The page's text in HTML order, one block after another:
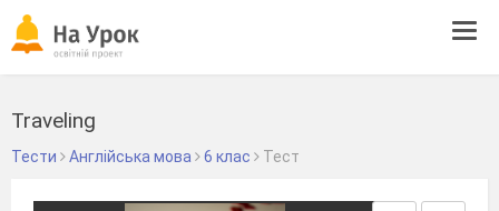
Traveling
Тести Англійська мова 6 клас Тест